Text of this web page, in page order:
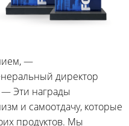
—
директор
— Эти награды
и самоотдачу, которые
продуктов. Мы